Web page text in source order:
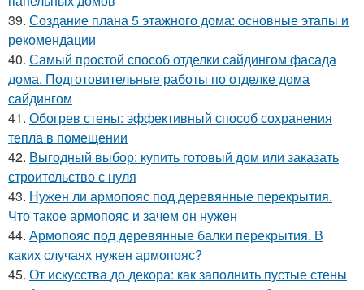
39. Создание плана 5 этажного дома: основные этапы и
рекомендации
40. Самый простой способ отделки сайдингом фасада
дома. Подготовительные работы по отделке дома
сайдингом
41. Обогрев стены: эффективный способ сохранения
тепла в помещении
42. Выгодный выбор: купить готовый дом или заказать
строительство с нуля
43. Нужен ли армопояс под деревянные перекрытия.
Что такое армопояс и зачем он нужен
44. Армопояс под деревянные балки перекрытия. В
каких случаях нужен армопояс?
45. От искусства до декора: как заполнить пустые стены